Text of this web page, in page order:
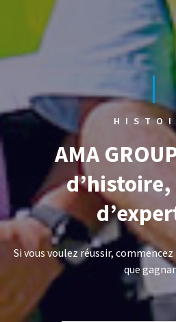
AMA
d’histoire,
Si vous voulez réussir,
que